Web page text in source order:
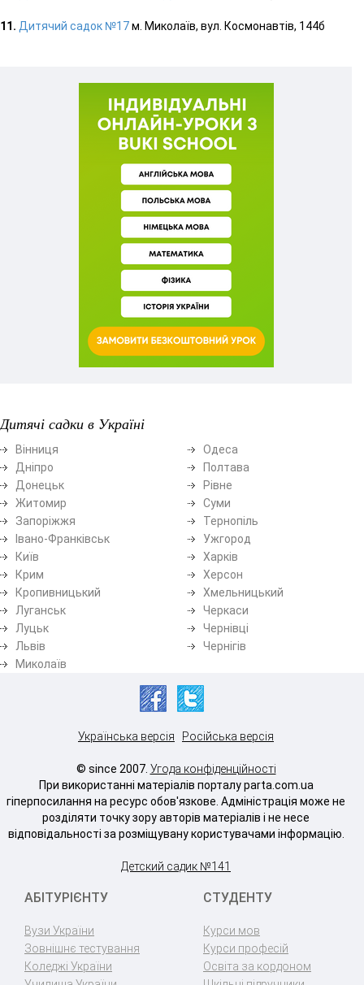
11. Дитячий садок №17м. Миколаїв, вул. Космонавтів, 144б
Дитячі садки в Україні
Вінниця
Дніпро
Донецьк
Житомир
Запоріжжя
Івано-Франківськ
Київ
Крим
Кропивницький
Луганськ
Луцьк
Львів
Миколаїв
Одеса
Полтава
Рівне
Суми
Тернопіль
Ужгород
Харків
Херсон
Хмельницький
Черкаси
Чернівці
Чернігів
Українська версія Російська версія
© since 2007. Угода конфіденційності
При використанні матеріалів порталу parta.com.ua
гіперпосилання на ресурс обов'язкове. Адміністрація може не
розділяти точку зору авторів матеріалів і не несе
відповідальності за розміщувану користувачами інформацію.
Детский садик №141
АБІТУРІЄНТУ
Вузи України
Зовнішнє тестування
Коледжі України
СТУДЕНТУ
Курси мов
Курси професій
Освіта за кордоном